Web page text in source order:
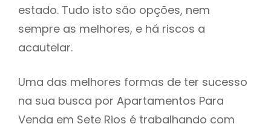
estado. Tudo isto são opções, nem
sempre as melhores, e há riscos a
acautelar.
Uma das melhores formas de ter sucesso
na sua busca por Apartamentos Para
Venda em Sete Rios é trabalhando com